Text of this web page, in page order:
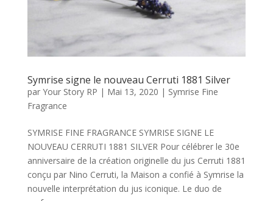
Symrise signe le nouveau Cerruti 1881 Silver
par Your Story RP | Mai 13, 2020 | Symrise Fine
Fragrance
SYMRISE FINE FRAGRANCE SYMRISE SIGNE LE
NOUVEAU CERRUTI 1881 SILVER Pour célébrer le 30e
anniversaire de la création originelle du jus Cerruti 1881
conçu par Nino Cerruti, la Maison a confié à Symrise la
nouvelle interprétation du jus iconique. Le duo de